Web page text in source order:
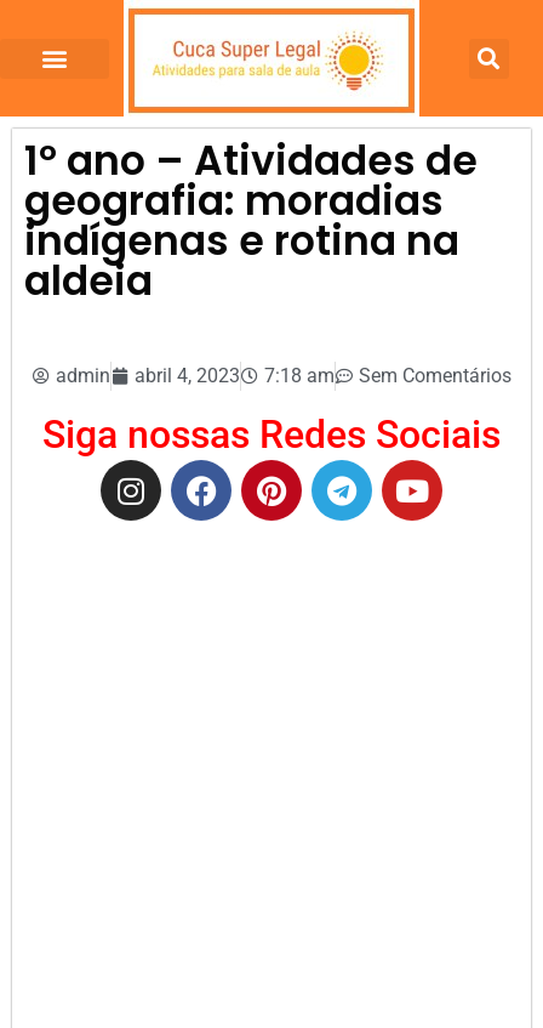
1º ano – Atividades de
geografia: moradias
indígenas e rotina na
aldeia
admin abril 4, 2023 7:18 am Sem Comentários
Siga nossas Redes Sociais